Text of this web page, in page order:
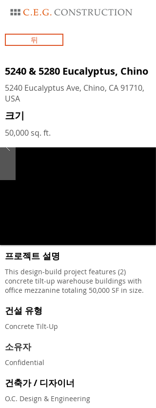
뒤
5240 & 5280 Eucalyptus, Chino
5240 Eucalyptus Ave, Chino, CA 91710,
USA
크기
50,000 sq. ft.
프로젝트 설명
This design-build project features (2)
concrete tilt-up warehouse buildings with
office mezzanine totaling 50,000 SF in size.
건설 유형
Concrete Tilt-Up
소유자
Confidential
건축가 / 디자이너
O.C. Design & Engineering